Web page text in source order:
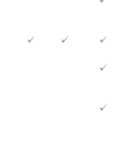
✓ ✓ ✓
✓
✓